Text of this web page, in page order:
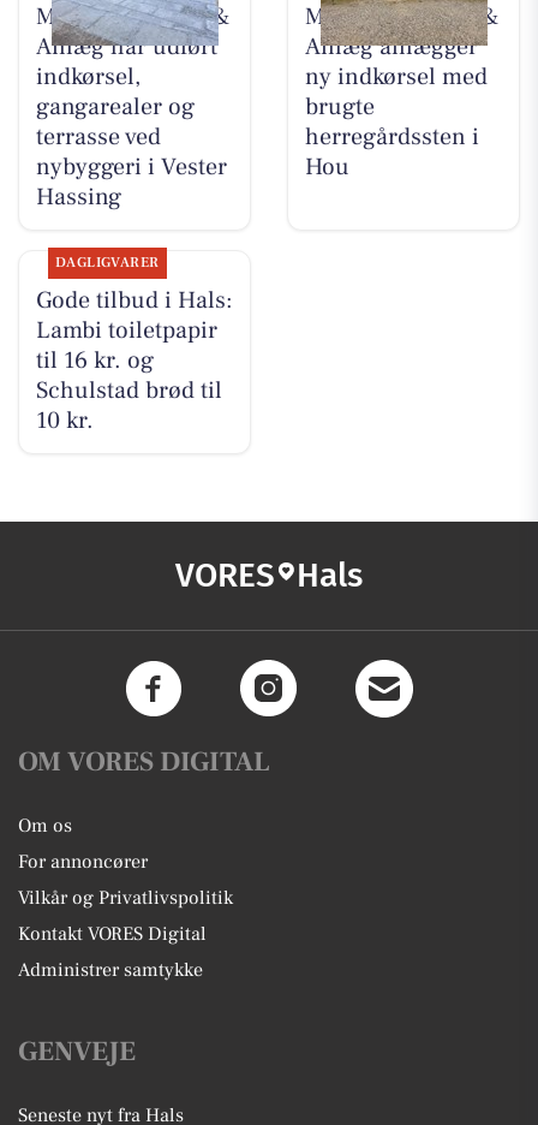
MB Entreprenør &
Anlæg har udført
indkørsel,
gangarealer og
terrasse ved
nybyggeri i Vester
Hassing
MB Entreprenør &
Anlæg anlægger
ny indkørsel med
brugte
herregårdssten i
Hou
DAGLIGVARER
Gode tilbud i Hals:
Lambi toiletpapir
til 16 kr. og
Schulstad brød til
10 kr.
VORES Hals
OM VORES DIGITAL
Om os
For annoncører
Vilkår og Privatlivspolitik
Kontakt VORES Digital
Administrer samtykke
GENVEJE
Seneste nyt fra Hals